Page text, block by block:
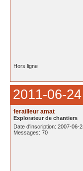
Hors ligne
2011-06-
ferailleur amat
Explorateur de chantiers
Date d'inscription: 2007-06-
Messages: 70